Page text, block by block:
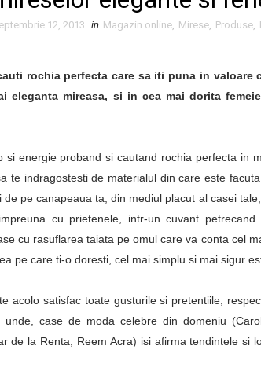
12, 2013 in Magazin online, Mirese, Produse,
rochia perfecta care sa iti puna in valoare
eleganta mireasa, si in cea mai dorita
si energie proband si cautand rochia perfecta in
te indragostesti de materialul din care este
pe canapeaua ta, din mediul placut al casei
cu prietenele, intr-un cuvant
cu rasuflarea taiata pe omul care va conta cel
pe care ti-o doresti, cel mai simplu si mai sigur
acolo satisfac toate gusturile si pretentiile,
case de moda celebre din domeniu
de la Renta, Reem Acra) isi afirma tendintele si